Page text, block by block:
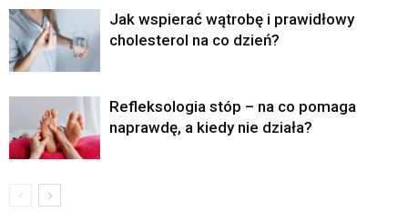
Jak wspierać wątrobę i prawidłowy
cholesterol na co dzień?
Refleksologia stóp – na co pomaga
naprawdę, a kiedy nie działa?